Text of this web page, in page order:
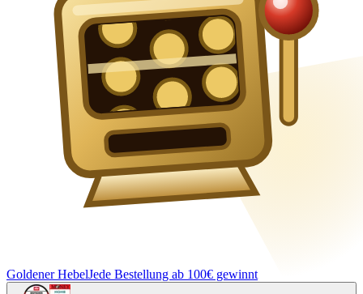
Goldener HebelJede Bestellung ab 100€ gewinnt